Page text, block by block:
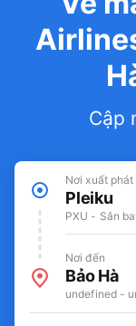
Cập
Nơi xuất phát
Pleiku
PXU - Sân
Nơi đến
Bảo Hà
undefined -